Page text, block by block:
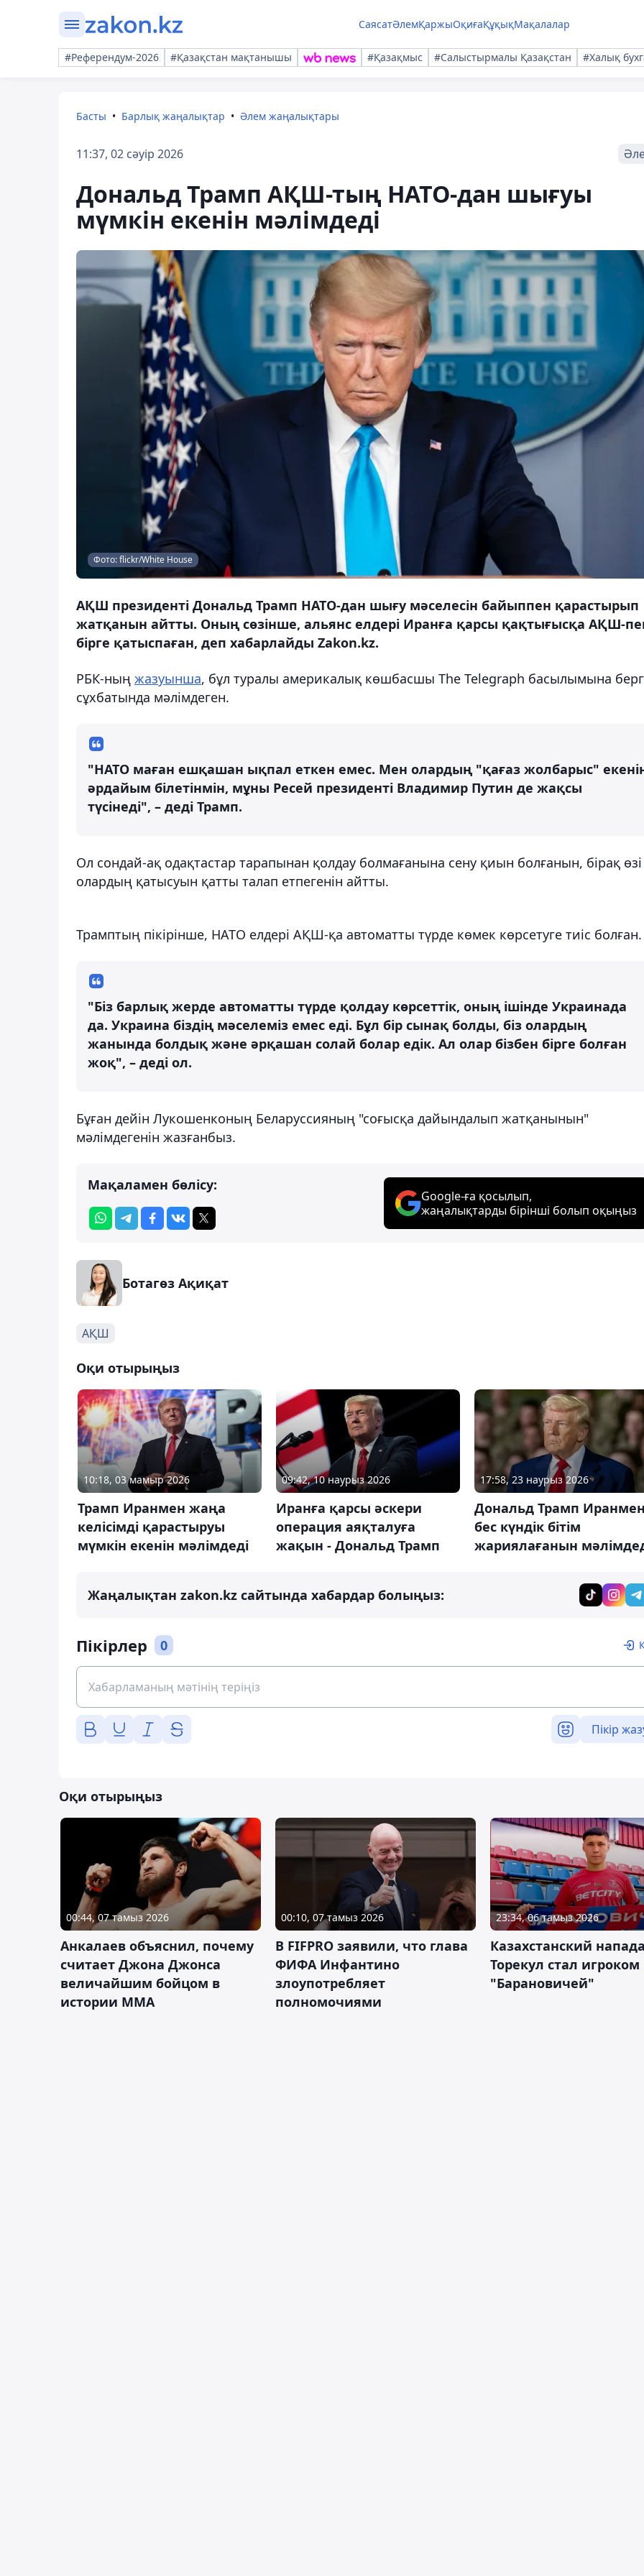
СаясатӘлемҚаржыОқиғаҚұқықМақалалар
#Референдум-2026 #Қазақстан мақтанышы #Қазақмыс #Салыстырмалы Қазақстан #Халық
Басты Барлық жаңалықтар Әлем жаңалықтары
11:37, 02 сәуір 2026
Дональд Трамп АҚШ-тың НАТО-дан шығуы
мүмкін екенін мәлімдеді
Фото: flickr/White House
АҚШ президенті Дональд Трамп НАТО-дан шығу мәселесін байыппен қарастырып
жатқанын айтты. Оның сөзінше, альянс елдері Иранға қарсы қақтығысқа АҚШ-
бірге қатыспаған, деп хабарлайды Zakon.kz.
РБК-ның жазуынша, бұл туралы америкалық көшбасшы The Telegraph басылымына
сұхбатында мәлімдеген.
"НАТО маған ешқашан ықпал еткен емес. Мен олардың "қағаз жолбарыс"
әрдайым білетінмін, мұны Ресей президенті Владимир Путин де жақсы
түсінеді", – деді Трамп.
Ол сондай-ақ одақтастар тарапынан қолдау болмағанына сену қиын болғанын, бірақ өзі
олардың қатысуын қатты талап етпегенін айтты.
Трамптың пікірінше, НАТО елдері АҚШ-қа автоматты түрде көмек көрсетуге тиіс болған.
"Біз барлық жерде автоматты түрде қолдау көрсеттік, оның ішінде Украинада
да. Украина біздің мәселеміз емес еді. Бұл бір сынақ болды, біз олардың
жанында болдық және әрқашан солай болар едік. Ал олар бізбен бірге болған
жоқ", – деді ол.
Бұған дейін Лукошенконың Беларуссияның "соғысқа дайындалып жатқанынын"
мәлімдегенін жазғанбыз.
Мақаламен бөлісу:
Google-ға қосылып,
жаңалықтарды бірінші болып оқыңыз
Ботагөз Ақиқат
АҚШ
Оқи отырыңыз
10:18, 03 мамыр 2026
Трамп Иранмен жаңа
келісімді қарастыруы
мүмкін екенін мәлімдеді
09:42, 10 наурыз 2026
Иранға қарсы әскери
операция аяқталуға
жақын - Дональд Трамп
17:58, 23 наурыз 2026
Дональд Трамп
бес күндік бітім
жариялағанын
Жаңалықтан zakon.kz сайтында хабардар болыңыз:
Пікірлер 0
Пікір
Оқи отырыңыз
00:44, 07 тамыз 2026
Анкалаев объяснил, почему
считает Джона Джонса
величайшим бойцом в
истории ММА
00:10, 07 тамыз 2026
В FIFPRO заявили, что глава
ФИФА Инфантино
злоупотребляет
полномочиями
23:34, 06 тамыз 2026
Казахстанский
Торекул стал игроком
"Барановичей"